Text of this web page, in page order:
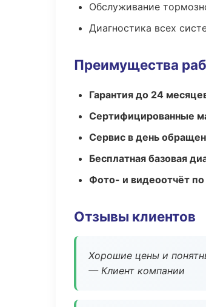
Обслуживание
Диагностика всех
Преимущества
Гарантия до 24
Сертифицированные
Сервис в день
Бесплатная базовая
Фото- и видеоотчёт
Отзывы клиентов
Хорошие цены и
— Клиент компании